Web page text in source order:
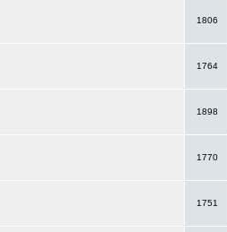
1806
1764
1898
1770
1751